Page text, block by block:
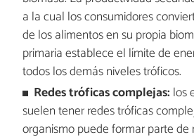
a la cual los consumidores
de los alimentos en su propia
primaria establece el límite de
todos los demás niveles tróficos.
Redes tróficas complejas: los
suelen tener redes tróficas
organismo puede formar parte